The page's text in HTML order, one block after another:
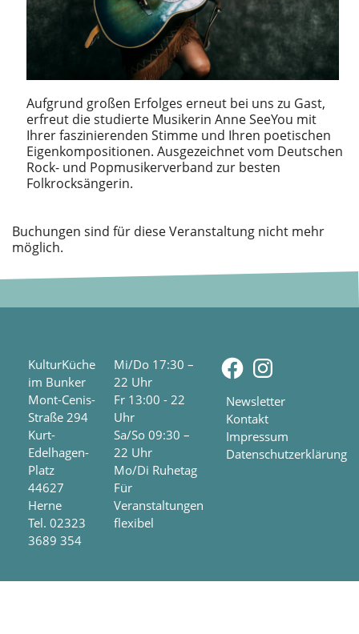
Aufgrund großen Erfolges erneut bei uns zu Gast,
erfreut die studierte Musikerin Anne SeeYou mit
Ihrer faszinierenden Stimme und Ihren poetischen
Eigenkompositionen. Ausgezeichnet vom Deutschen
Rock- und Popmusikerverband zur besten
Folkrocksängerin.
Buchungen sind für diese Veranstaltung nicht mehr
möglich.
KulturKüche
im Bunker
Mont-Cenis-
Straße 294
Kurt-
Edelhagen-
Platz
44627
Herne
Tel. 02323
3689 354
Mi/Do 17:30 –
22 Uhr
Fr 13:00 - 22
Uhr
Sa/So 09:30 –
22 Uhr
Mo/Di Ruhetag
Für
Veranstaltungen
flexibel
Facebook
Newsletter
Kontakt
Impressum
Datenschutzerklärung